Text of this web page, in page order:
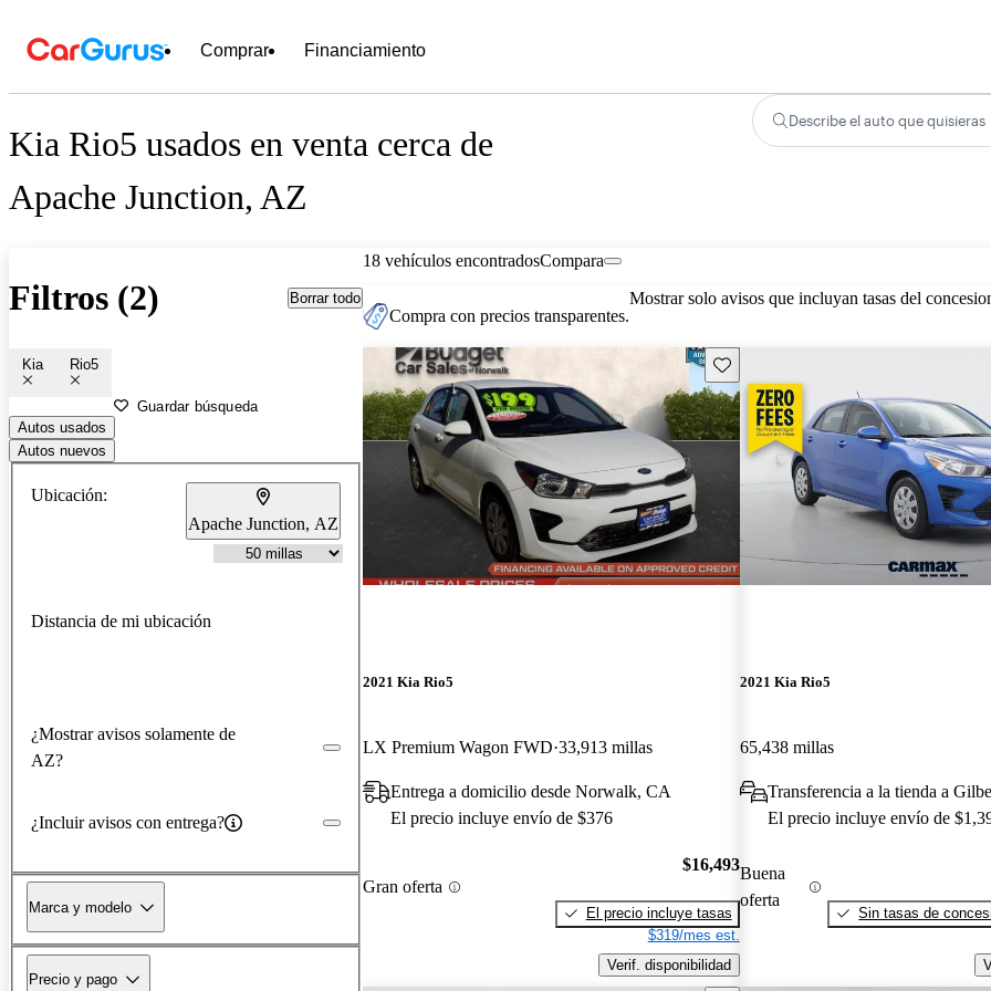
Comprar Financiamiento
Kia Rio5 usados en venta cerca de
Apache Junction, AZ
Describe el auto que quisieras
Filtros (2) Borrar todo
Kia Rio5
Guardar búsqueda
Autos usados
Autos nuevos
Ubicación:
Apache Junction, AZ
Distancia de mi ubicación
¿Mostrar avisos solamente de
AZ?
¿Incluir avisos con entrega?
Marca y modelo
Precio y pago
18 vehículos encontradosCompara
Compra con precios transparentes.
Mostrar solo avisos que incluyan tasas del
Guarda este Aviso
2021 Kia Rio5
LX Premium Wagon FWD 33,913 millas
Entrega a domicilio desde Norwalk, CA
El precio incluye envío de $376
Gran oferta
$16,493
El precio incluye tasas
$319/mes est.
Verif. disponibilidad
2021 Kia Rio5
65,438 millas
Transferencia a la tienda a
El precio incluye envío de
Buena
oferta
Sin tasas de